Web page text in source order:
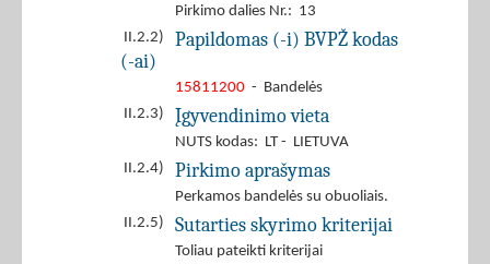
Pirkimo dalies Nr.: 13
II.2.2)
Papildomas (-i) BVPŽ kodas
(-ai)
15811200 - Bandelės
II.2.3)
Įgyvendinimo vieta
NUTS kodas: LT - LIETUVA
II.2.4)
Pirkimo aprašymas
Perkamos bandelės su obuoliais.
II.2.5)
Sutarties skyrimo kriterijai
Toliau pateikti kriterijai